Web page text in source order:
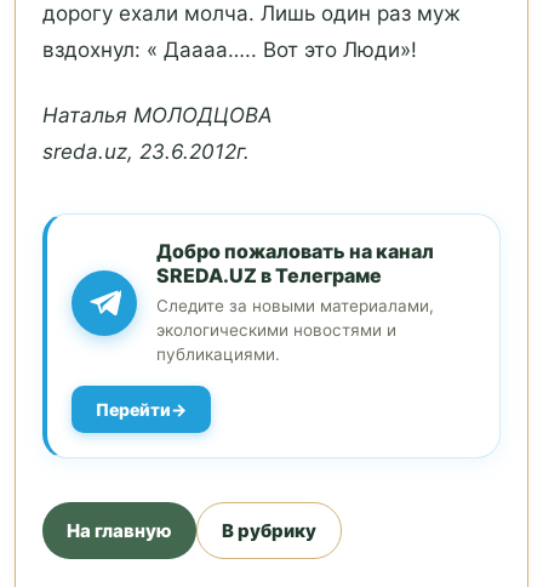
дорогу ехали молча. Лишь один раз муж
вздохнул: « Даааа….. Вот это Люди»!
Наталья МОЛОДЦОВА
sreda.uz, 23.6.2012г.
Добро пожаловать на канал
SREDA.UZ в Телеграме
Следите за новыми материалами,
экологическими новостями и
публикациями.
Перейти
На главную В рубрику